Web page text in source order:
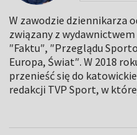
W zawodzie dziennikarza
związany z wydawnictwem
″Faktu″, ″Przeglądu
Europa, Świat″. W 2018
przenieść się do
redakcji TVP Sport, w